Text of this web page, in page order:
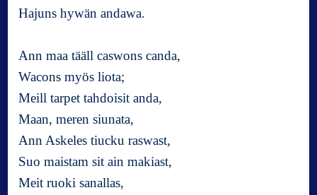
Hajuns hywän andawa.
Ann maa tääll caswons canda,
Wacons myös liota;
Meill tarpet tahdoisit anda,
Maan, meren siunata,
Ann Askeles tiucku raswast,
Suo maistam sit ain makiast,
Meit ruoki sanallas,